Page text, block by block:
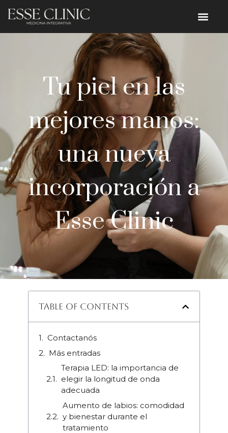
Tu piel en las
mejores manos:
una nueva
incorporación a
Esse Clinic
Table of Contents
Contactanós
Más entradas
Terapia LED: la importancia de
elegir la longitud de onda
adecuada
Aumento de labios: comodidad
y bienestar durante el
tratamiento